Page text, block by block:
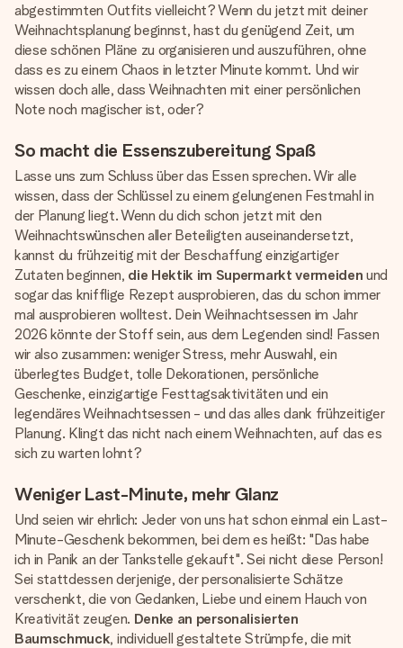
abgestimmten Outfits vielleicht? Wenn du jetzt mit deiner
Weihnachtsplanung beginnst, hast du genügend Zeit, um
diese schönen Pläne zu organisieren und auszuführen, ohne
dass es zu einem Chaos in letzter Minute kommt. Und wir
wissen doch alle, dass Weihnachten mit einer persönlichen
Note noch magischer ist, oder?
So macht die Essenszubereitung Spaß
Lasse uns zum Schluss über das Essen sprechen. Wir alle
wissen, dass der Schlüssel zu einem gelungenen Festmahl in
der Planung liegt. Wenn du dich schon jetzt mit den
Weihnachtswünschen aller Beteiligten auseinandersetzt,
kannst du frühzeitig mit der Beschaffung einzigartiger
Zutaten beginnen, die Hektik im Supermarkt vermeiden und
sogar das knifflige Rezept ausprobieren, das du schon immer
mal ausprobieren wolltest. Dein Weihnachtsessen im Jahr
2026 könnte der Stoff sein, aus dem Legenden sind! Fassen
wir also zusammen: weniger Stress, mehr Auswahl, ein
überlegtes Budget, tolle Dekorationen, persönliche
Geschenke, einzigartige Festtagsaktivitäten und ein
legendäres Weihnachtsessen - und das alles dank frühzeitiger
Planung. Klingt das nicht nach einem Weihnachten, auf das es
sich zu warten lohnt?
Weniger Last-Minute, mehr Glanz
Und seien wir ehrlich: Jeder von uns hat schon einmal ein Last-
Minute-Geschenk bekommen, bei dem es heißt: "Das habe
ich in Panik an der Tankstelle gekauft". Sei nicht diese Person!
Sei stattdessen derjenige, der personalisierte Schätze
verschenkt, die von Gedanken, Liebe und einem Hauch von
Kreativität zeugen. Denke an personalisierten
Baumschmuck, individuell gestaltete Strümpfe, die mit